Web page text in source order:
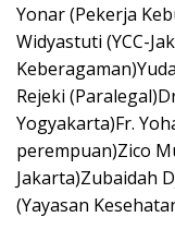
Yonar (Pekerja
Widyastuti (YCC-
Rejeki
Yogyakarta)Fr.
perempuan)Zico
Jakarta)Zubaidah
(Yayasan